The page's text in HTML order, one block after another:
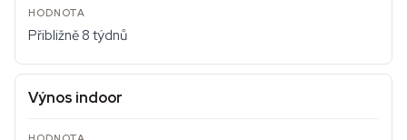
Přibližně 8 týdnů
Výnos indoor